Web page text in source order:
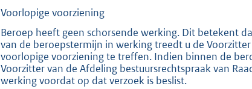
Voorlopige voorziening
Beroep heeft geen schorsende werking. Dit betekent
van de beroepstermijn in werking treedt u de
voorlopige voorziening te treffen. Indien binnen de
Voorzitter van de Afdeling bestuursrechtspraak van
werking voordat op dat verzoek is beslist.